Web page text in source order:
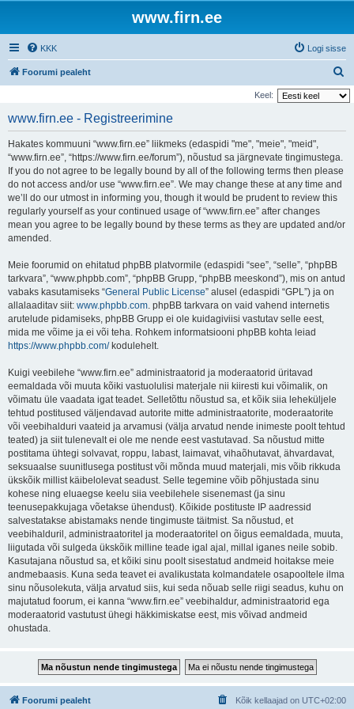
www.firn.ee
KKK Logi sisse
Foorumi pealeht
t
Keel:
www.firn.ee - Registreerimine
Hakates kommuuni “www.firn.ee” liikmeks (edaspidi "me", "meie", "meid",
“www.firn.ee”, “https://www.firn.ee/forum”), nõustud sa järgnevate tingimustega.
If you do not agree to be legally bound by all of the following terms then please
do not access and/or use “www.firn.ee”. We may change these at any time and
we’ll do our utmost in informing you, though it would be prudent to review this
regularly yourself as your continued usage of “www.firn.ee” after changes
mean you agree to be legally bound by these terms as they are updated and/or
amended.
Meie foorumid on ehitatud phpBB platvormile (edaspidi “see”, “selle”, “phpBB
tarkvara”, “www.phpbb.com”, “phpBB Grupp, “phpBB meeskond”), mis on antud
vabaks kasutamiseks “General Public License” alusel (edaspidi “GPL”) ja on
allalaaditav siit: www.phpbb.com. phpBB tarkvara on vaid vahend internetis
arutelude pidamiseks, phpBB Grupp ei ole kuidagiviisi vastutav selle eest,
mida me võime ja ei või teha. Rohkem informatsiooni phpBB kohta leiad
https://www.phpbb.com/kodulehelt.
Kuigi veebilehe “www.firn.ee” administraatorid ja moderaatorid üritavad
eemaldada või muuta kõiki vastuolulisi materjale nii kiiresti kui võimalik, on
võimatu üle vaadata igat teadet. Selletõttu nõustud sa, et kõik siia leheküljele
tehtud postitused väljendavad autorite mitte administraatorite, moderaatorite
või veebihalduri vaateid ja arvamusi (välja arvatud nende inimeste poolt tehtud
teated) ja siit tulenevalt ei ole me nende eest vastutavad. Sa nõustud mitte
postitama ühtegi solvavat, roppu, labast, laimavat, vihaõhutavat, ähvardavat,
seksuaalse suunitlusega postitust või mõnda muud materjali, mis võib rikkuda
ükskõik millist käibelolevat seadust. Selle tegemine võib põhjustada sinu
kohese ning eluaegse keelu siia veebilehele sisenemast (ja sinu
teenusepakkujaga võetakse ühendust). Kõikide postituste IP aadressid
salvestatakse abistamaks nende tingimuste täitmist. Sa nõustud, et
veebihalduril, administraatoritel ja moderaatoritel on õigus eemaldada, muuta,
liigutada või sulgeda ükskõik milline teade igal ajal, millal iganes neile sobib.
Kasutajana nõustud sa, et kõiki sinu poolt sisestatud andmeid hoitakse meie
andmebaasis. Kuna seda teavet ei avalikustata kolmandatele osapooltele ilma
sinu nõusolekuta, välja arvatud siis, kui seda nõuab selle riigi seadus, kuhu on
majutatud foorum, ei kanna “www.firn.ee” veebihaldur, administraatorid ega
moderaatorid vastutust ühegi häkkimiskatse eest, mis võivad andmeid
ohustada.
Foorumi pealeht Kõik kellaajad on UTC+02:00